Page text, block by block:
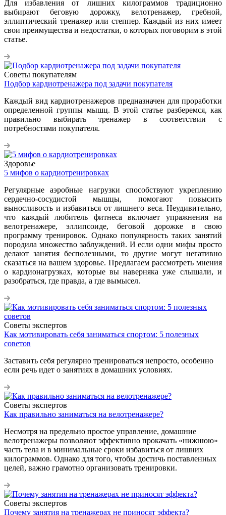
Для избавления от лишних килограммов традиционно
выбирают беговую дорожку, велотренажер, гребной,
эллиптический тренажер или степпер. Каждый из них имеет
свои преимущества и недостатки, о которых поговорим в этой
статье.
Советы покупателям
Подбор кардиотренажера под задачи покупателя
Каждый вид кардиотренажеров предназначен для проработки
определенной группы мышц. В этой статье разберемся, как
правильно выбирать тренажер в соответствии с
потребностями покупателя.
Здоровье
5 мифов о кардиотренировках
Регулярные аэробные нагрузки способствуют укреплению
сердечно-сосудистой мышцы, помогают повысить
выносливость и избавиться от лишнего веса. Неудивительно,
что каждый любитель фитнеса включает упражнения на
велотренажере, эллипсоиде, беговой дорожке в свою
программу тренировок. Однако популярность таких занятий
породила множество заблуждений. И если одни мифы просто
делают занятия бесполезными, то другие могут негативно
сказаться на вашем здоровье. Предлагаем рассмотреть мнения
о кардионагрузках, которые вы наверняка уже слышали, и
разобраться, где правда, а где вымысел.
Советы экспертов
Как мотивировать себя заниматься спортом: 5 полезных
советов
Заставить себя регулярно тренироваться непросто, особенно
если речь идет о занятиях в домашних условиях.
Советы экспертов
Как правильно заниматься на велотренажере?
Несмотря на предельно простое управление, домашние
велотренажеры позволяют эффективно прокачать «нижнюю»
часть тела и в минимальные сроки избавиться от лишних
килограммов. Однако для того, чтобы достичь поставленных
целей, важно грамотно организовать тренировки.
Советы экспертов
Почему занятия на тренажерах не приносят эффекта?